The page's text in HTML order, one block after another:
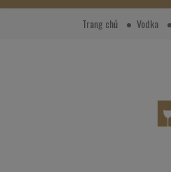
Trang chủ Vodka